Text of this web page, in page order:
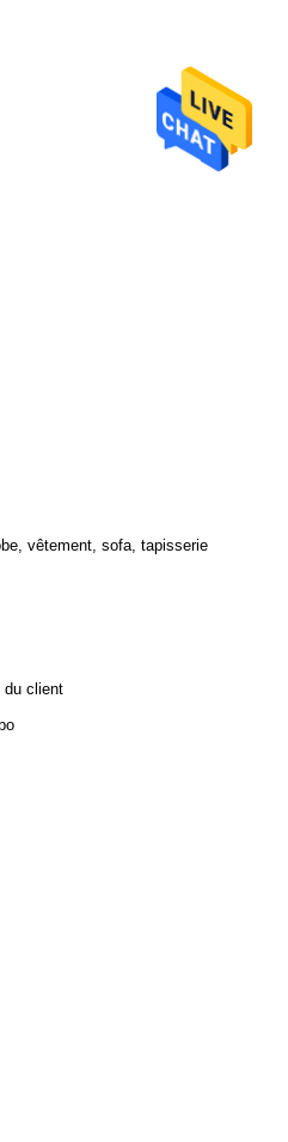
vêtement, sofa, tapisserie
du client